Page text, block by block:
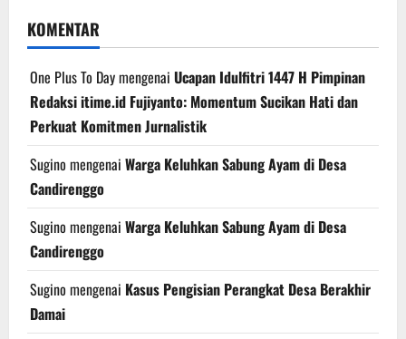
KOMENTAR
One Plus To Daymengenai Ucapan Idulfitri 1447 H Pimpinan
Redaksi itime.id Fujiyanto: Momentum Sucikan Hati dan
Perkuat Komitmen Jurnalistik
Sugino mengenai Warga Keluhkan Sabung Ayam di Desa
Candirenggo
Sugino mengenai Warga Keluhkan Sabung Ayam di Desa
Candirenggo
Sugino mengenai Kasus Pengisian Perangkat Desa Berakhir
Damai